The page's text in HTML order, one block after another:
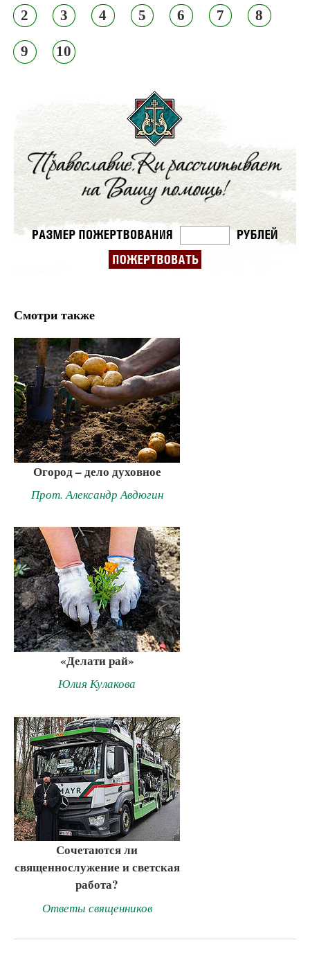
2 3 4 5 6 7 8
9 10
Смотри также
Огород – дело духовное
Прот. Александр Авдюгин
«Делати рай»
Юлия Кулакова
Сочетаются ли
священнослужение и светская
работа?
Ответы священников